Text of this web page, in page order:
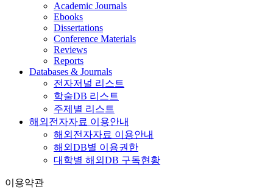
Academic Journals
Ebooks
Dissertations
Conference Materials
Reviews
Reports
Databases & Journals
전자저널 리스트
학술DB 리스트
주제별 리스트
해외전자자료 이용안내
해외전자자료 이용안내
해외DB별 이용권한
대학별 해외DB 구독현황
이용약관